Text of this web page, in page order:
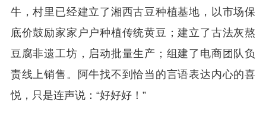
牛，村里已经建立了湘西古豆种植基地，以市场保
底价鼓励家家户户种植传统黄豆；建立了古法灰熬
豆腐非遗工坊，启动批量生产；组建了电商团队负
责线上销售。阿牛找不到恰当的言语表达内心的喜
悦，只是连声说：“好好好！”